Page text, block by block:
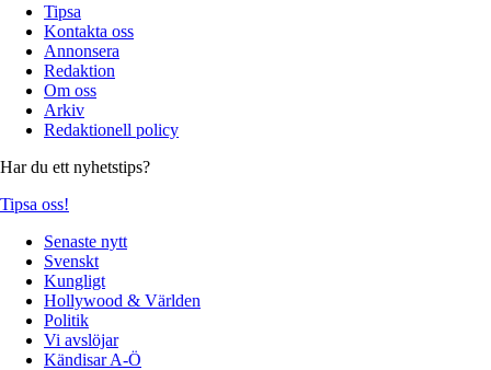
Tipsa
Kontakta oss
Annonsera
Redaktion
Om oss
Arkiv
Redaktionell policy
Har du ett nyhetstips?
Tipsa oss!
Senaste nytt
Svenskt
Kungligt
Hollywood & Världen
Politik
Vi avslöjar
Kändisar A-Ö